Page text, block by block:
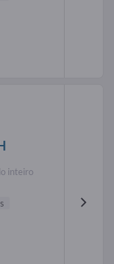
inteiro